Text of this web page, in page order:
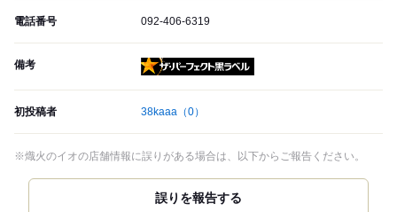
電話番号 092-406-6319
備考
初投稿者 38kaaa （0）
※熾火のイオの店舗情報に誤りがある場合は、以下からご報告ください。
誤りを報告する